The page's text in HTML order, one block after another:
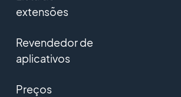
extensões
Revendedor de
aplicativos
Preços